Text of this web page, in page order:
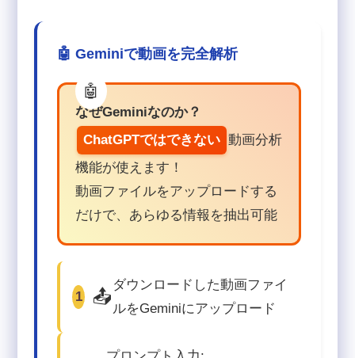
🤖 Geminiで動画を完全解析
なぜGeminiなのか？
ChatGPTではできない 動画分析
機能が使えます！
動画ファイルをアップロードする
だけで、あらゆる情報を抽出可能
1 📤
ダウンロードした動画ファイ
ルをGeminiにアップロード